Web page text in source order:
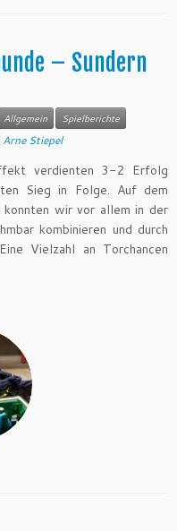
– Sundern
Allgemein
Spielberichte
Arne Stiepel
verdienten 3-2 Erfolg
Sieg in Folge. Auf dem
konnten wir vor allem in der
kombinieren und durch
Vielzahl an Torchancen